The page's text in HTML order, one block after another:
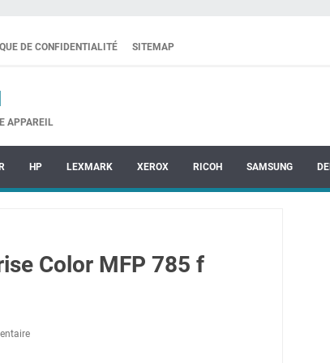
DE CONFIDENTIALITÉ SITEMAP
APPAREIL
HP LEXMARK XEROX RICOH SAMSUNG
Color MFP 785 f